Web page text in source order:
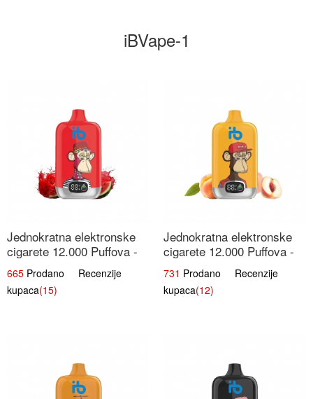
iBVape-1
Jednokratna elektronske
cigarete 12.000 Puffova -
Lubenica Sladoled | Ljetna
Desertna Aroma
665 Prodano Recenzije
kupaca(15)
Jednokratna elektronske
cigarete 12.000 Puffova -
Breskva i Voćni Sok |
Osježavajuća Voćna
Mješavina
731 Prodano Recenzije
kupaca(12)